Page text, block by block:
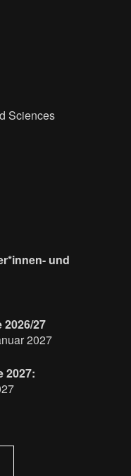
Sciences
und
27
2027
2027: